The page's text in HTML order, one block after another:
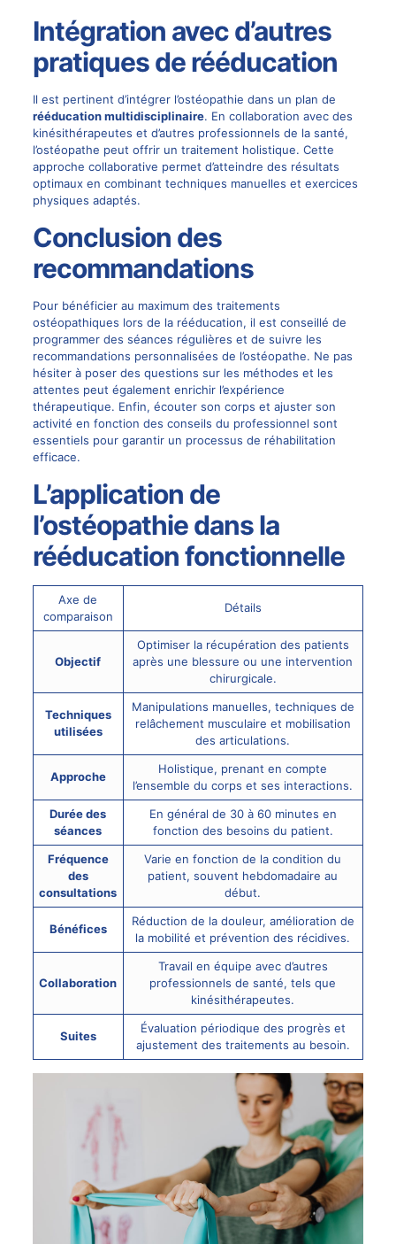
Intégration avec d’autres
pratiques de rééducation
Il est pertinent d’intégrer l’ostéopathie dans un plan de
rééducation multidisciplinaire. En collaboration avec des
kinésithérapeutes et d’autres professionnels de la santé,
l’ostéopathe peut offrir un traitement holistique. Cette
approche collaborative permet d’atteindre des résultats
optimaux en combinant techniques manuelles et exercices
physiques adaptés.
Conclusion des
recommandations
Pour bénéficier au maximum des traitements
ostéopathiques lors de la rééducation, il est conseillé de
programmer des séances régulières et de suivre les
recommandations personnalisées de l’ostéopathe. Ne pas
hésiter à poser des questions sur les méthodes et les
attentes peut également enrichir l’expérience
thérapeutique. Enfin, écouter son corps et ajuster son
activité en fonction des conseils du professionnel sont
essentiels pour garantir un processus de réhabilitation
efficace.
L’application de
l’ostéopathie dans la
rééducation fonctionnelle
Axe de
comparaison
Détails
Objectif
Optimiser la récupération des patients
après une blessure ou une intervention
chirurgicale.
Techniques
utilisées
Manipulations manuelles, techniques de
relâchement musculaire et mobilisation
des articulations.
Approche
Holistique, prenant en compte
l’ensemble du corps et ses interactions.
Durée des
séances
En général de 30 à 60 minutes en
fonction des besoins du patient.
Fréquence
des
consultations
Varie en fonction de la condition du
patient, souvent hebdomadaire au
début.
Bénéfices
Réduction de la douleur, amélioration de
la mobilité et prévention des récidives.
Collaboration
Travail en équipe avec d’autres
professionnels de santé, tels que
kinésithérapeutes.
Suites
Évaluation périodique des progrès et
ajustement des traitements au besoin.